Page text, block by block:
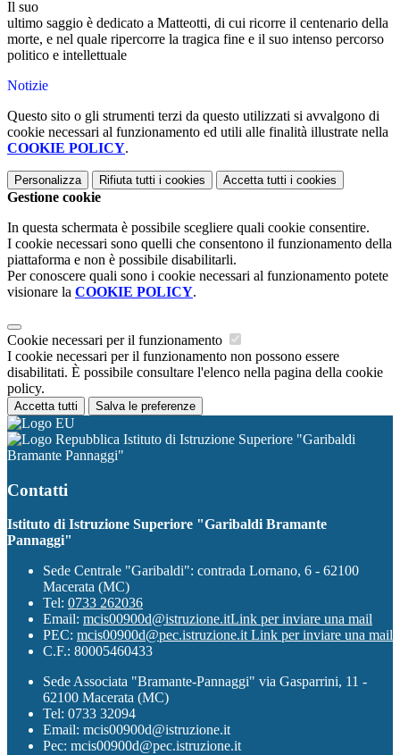
Il suo
ultimo saggio è dedicato a Matteotti, di cui ricorre il centenario della
morte, e nel quale ripercorre la tragica fine e il suo intenso percorso
politico e intellettuale
Notizie
Questo sito o gli strumenti terzi da questo utilizzati si avvalgono di
cookie necessari al funzionamento ed utili alle finalità illustrate nella
COOKIE POLICY.
Personalizza Rifiuta tutti i cookies Accetta tutti i cookies
Gestione cookie
In questa schermata è possibile scegliere quali cookie consentire.
I cookie necessari sono quelli che consentono il funzionamento della
piattaforma e non è possibile disabilitarli.
Per conoscere quali sono i cookie necessari al funzionamento potete
visionare la COOKIE POLICY.
Cookie necessari per il funzionamento
I cookie necessari per il funzionamento non possono essere
disabilitati. È possibile consultare l'elenco nella pagina della cookie
policy.
Accetta tutti Salva le preferenze
Istituto di Istruzione Superiore "Garibaldi
Bramante Pannaggi"
Contatti
Istituto di Istruzione Superiore "Garibaldi Bramante
Pannaggi"
Sede Centrale "Garibaldi": contrada Lornano, 6 - 62100
Macerata (MC)
Tel: 0733 262036
Email: mcis00900d@istruzione.itLink per inviare una mail
PEC: mcis00900d@pec.istruzione.it Link per inviare una mail
C.F.: 80005460433
Sede Associata "Bramante-Pannaggi" via Gasparrini, 11 -
62100 Macerata (MC)
Tel: 0733 32094
Email: mcis00900d@istruzione.it
Pec: mcis00900d@pec.istruzione.it